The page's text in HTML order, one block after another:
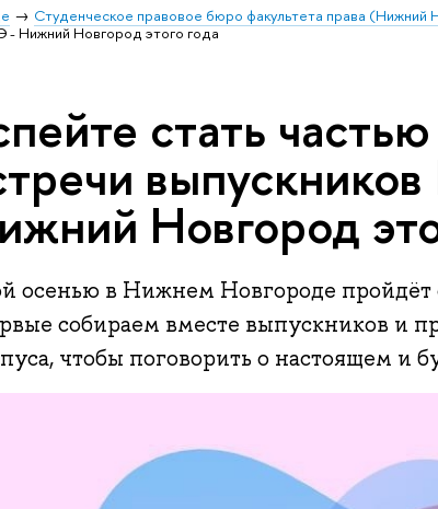
Студенческое правовое бюро факультета права (Нижний
Нижний Новгород этого года
стать
Новгород
осенью в Нижнем Новгороде
собираем вместе выпускников и
чтобы поговорить о настоящем и